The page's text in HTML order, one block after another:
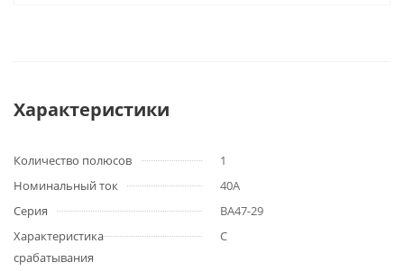
Характеристики
Количество полюсов
1
Номинальный ток
40А
Серия
ВА47-29
Характеристика
срабатывания
С